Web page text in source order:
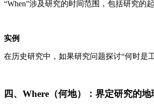
“When”涉及研究的时间范围，包括研究的
实例
在历史研究中，如果研究问题探讨“何时是
四、Where（何地）：界定研究的地